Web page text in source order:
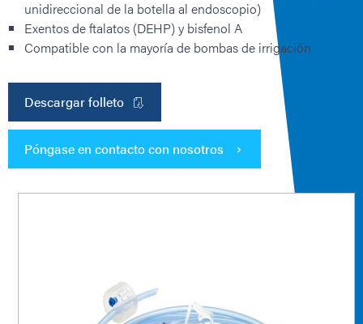
unidireccional de la botella al endoscopio)
Exentos de ftalatos (DEHP) y bisfenol A
Compatible con la mayoría de bombas de irrigación
Descargar folleto
Póngase en contacto con nosotros